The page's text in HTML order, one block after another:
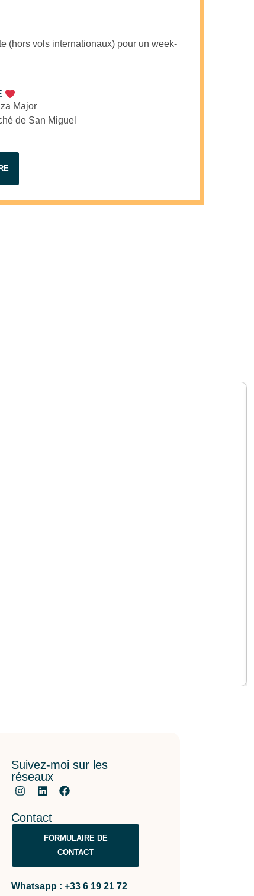
(hors vols internationaux) pour un week-
Major
de San Miguel
Suivez-moi sur les
réseaux
Contact
FORMULAIRE DE
CONTACT
Whatsapp : +33 6 19 21 72